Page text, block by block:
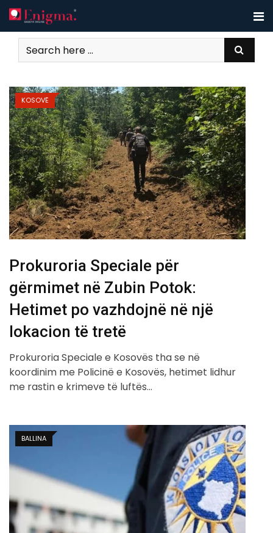
Skip
to
content
KOSOVË
Prokuroria Speciale për
gërmimet në Zubin Potok:
Hetimet po vazhdojnë në një
lokacion të tretë
Prokuroria Speciale e Kosovës tha se në
koordinim me Policinë e Kosovës, hetimet lidhur
me rastin e krimeve të luftës…
BALLINA